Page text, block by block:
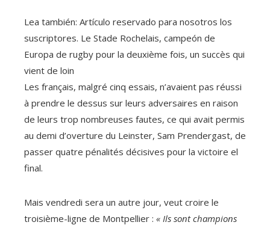
Lea también: Artículo reservado para nosotros los
suscriptores. Le Stade Rochelais, campeón de
Europa de rugby pour la deuxième fois, un succès qui
vient de loin
Les français, malgré cinq essais, n’avaient pas réussi
à prendre le dessus sur leurs adversaires en raison
de leurs trop nombreuses fautes, ce qui avait permis
au demi d’overture du Leinster, Sam Prendergast, de
passer quatre pénalités décisives pour la victoire el
final.
Mais vendredi sera un autre jour, veut croire le
troisième-ligne de Montpellier : « Ils sont champions